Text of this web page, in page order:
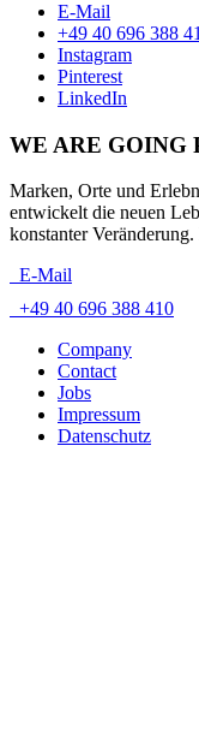
E-Mail
+49 40 696 388
Instagram
Pinterest
LinkedIn
WE ARE GOING
Marken, Orte und
entwickelt die neuen
konstanter
E-Mail
+49 40 696 388 410
Company
Contact
Jobs
Impressum
Datenschutz